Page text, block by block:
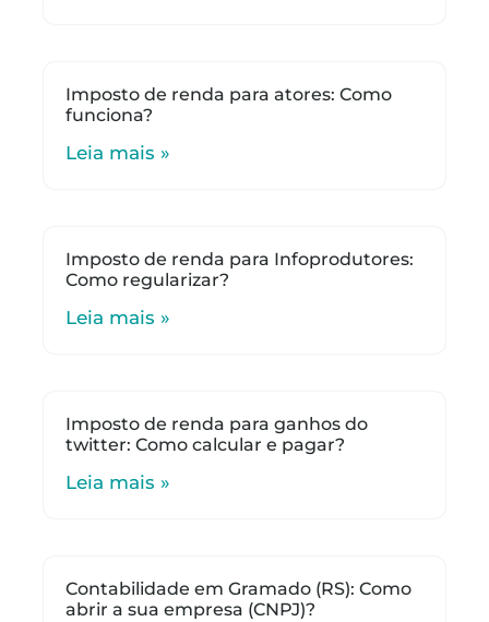
Imposto de renda para atores: Como
funciona?
Leia mais »
Imposto de renda para Infoprodutores:
Como regularizar?
Leia mais »
Imposto de renda para ganhos do
twitter: Como calcular e pagar?
Leia mais »
Contabilidade em Gramado (RS): Como
abrir a sua empresa (CNPJ)?